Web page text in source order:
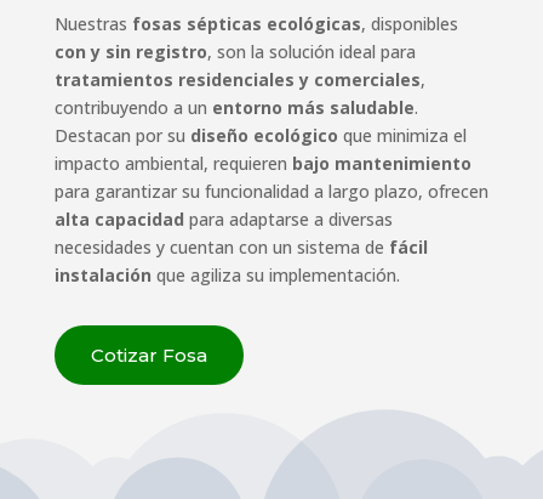
Nuestras fosas sépticas ecológicas, disponibles
con y sin registro, son la solución ideal para
tratamientos residenciales y comerciales,
contribuyendo a un entorno más saludable.
Destacan por su diseño ecológico que minimiza el
impacto ambiental, requieren bajo mantenimiento
para garantizar su funcionalidad a largo plazo, ofrecen
alta capacidad para adaptarse a diversas
necesidades y cuentan con un sistema de fácil
instalación que agiliza su implementación.
Cotizar Fosa